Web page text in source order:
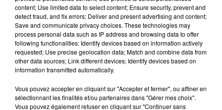
- La RD995 entre Vitry-le-François et Sermaize-les-
Bains
FIL D'ACTUS
content; Use limited data to select content; Ensure security, prevent and
detect fraud, and fix errors; Deliver and present advertising and content;
Save and communicate privacy choices. These technologies may
process personal data such as IP address and browsing data to offer
following functionalities: Identify devices based on information actively
requested; Use precise geolocation data; Match and combine data from
other data sources; Link different devices; Identify devices based on
information transmitted automatically.
Vous pouvez accepter en cliquant sur "Accepter et fermer", ou affiner en
sélectionnant les finalités et/ou partenaires dans "Gérer mes choix".
Vous pouvez également refuser en cliquant sur "Continuer sans